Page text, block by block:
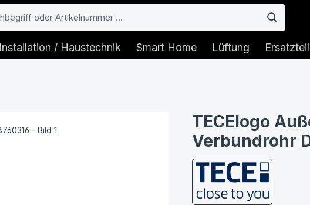
Installation / Haustechnik Smart Home Lüftung
TECElogo
Verbundrohr